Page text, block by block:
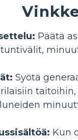
Päätä
Syötä
Kun